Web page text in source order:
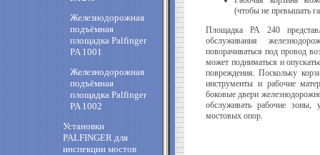
Железнодорожная
подъёмная
площадка Palfinger
PA 1001
Железнодорожная
подъёмная
площадка Palfinger
PA 1002
Установки
PALFINGER для
инспекции мостов
(чтобы не превышать
Площадка РА 240
обслуживания
поворачиваться под провод
может подниматься и
повреждения. Поскольку
инструменты и рабочие
боковые двери
обслуживать рабочие зоны,
мостовых опор.